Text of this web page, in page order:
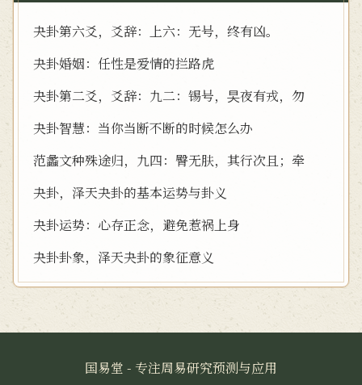
夬卦第六爻，爻辞：上六：无号，终有凶。
夬卦婚姻：任性是爱情的拦路虎
夬卦第二爻，爻辞：九二：锡号，旲夜有戎，勿
夬卦智慧：当你当断不断的时候怎么办
范蠡文种殊途归，九四：臀无肤，其行次且；牵
夬卦，泽天夬卦的基本运势与卦义
夬卦运势：心存正念，避免惹祸上身
夬卦卦象，泽天夬卦的象征意义
国易堂 - 专注周易研究预测与应用